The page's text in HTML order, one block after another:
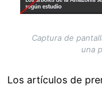
Captura de
una
Los artículos de